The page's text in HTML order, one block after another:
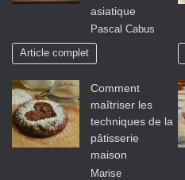
asiatique
Pascal Cabus
Article complet
Comment
maîtriser les
techniques de la
pâtisserie
maison
Marise